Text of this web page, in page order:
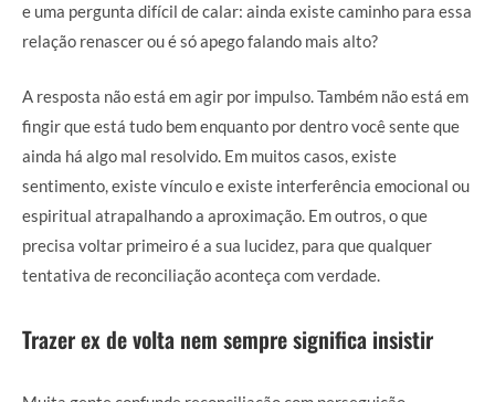
e uma pergunta difícil de calar: ainda existe caminho para essa
relação renascer ou é só apego falando mais alto?
A resposta não está em agir por impulso. Também não está em
fingir que está tudo bem enquanto por dentro você sente que
ainda há algo mal resolvido. Em muitos casos, existe
sentimento, existe vínculo e existe interferência emocional ou
espiritual atrapalhando a aproximação. Em outros, o que
precisa voltar primeiro é a sua lucidez, para que qualquer
tentativa de reconciliação aconteça com verdade.
Trazer ex de volta nem sempre significa insistir